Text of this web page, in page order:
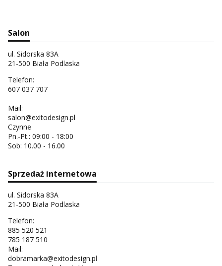
Salon
ul. Sidorska 83A
21-500 Biała Podlaska
Telefon:
607 037 707
Mail:
salon@exitodesign.pl
Czynne
Pn.-Pt.: 09:00 - 18:00
Sob: 10.00 - 16.00
Sprzedaż internetowa
ul. Sidorska 83A
21-500 Biała Podlaska
Telefon:
885 520 521
785 187 510
Mail:
dobramarka@exitodesign.pl